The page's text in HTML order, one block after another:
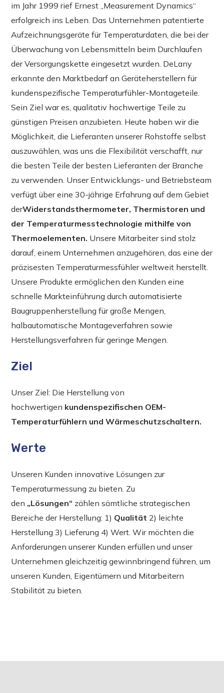
im Jahr 1999 rief Ernest „Measurement Dynamics“
erfolgreich ins Leben. Das Unternehmen patentierte
Aufzeichnungsgeräte für Temperaturdaten, die bei der
Überwachung von Lebensmitteln beim Durchlaufen
der Versorgungskette eingesetzt wurden. DeLany
erkannte den Marktbedarf an Geräteherstellern für
kundenspezifische Temperaturfühler-Montageteile.
Sein Ziel war es, qualitativ hochwertige Teile zu
günstigen Preisen anzubieten. Heute haben wir die
Möglichkeit, die Lieferanten unserer Rohstoffe selbst
auszuwählen, was uns die Flexibilität verschafft, nur
die besten Teile der besten Lieferanten der Branche
zu verwenden. Unser Entwicklungs- und Betriebsteam
verfügt über eine 30-jährige Erfahrung auf dem Gebiet
derWiderstandsthermometer, Thermistoren und
der Temperaturmesstechnologie mithilfe von
Thermoelementen. Unsere Mitarbeiter sind stolz
darauf, einem Unternehmen anzugehören, das eine der
präzisesten Temperaturmessfühler weltweit herstellt.
Unsere Produkte ermöglichen den Kunden eine
schnelle Markteinführung durch automatisierte
Baugruppenherstellung für große Mengen,
halbautomatische Montageverfahren sowie
Herstellungsverfahren für geringe Mengen.
Ziel
Unser Ziel: Die Herstellung von
hochwertigen kundenspezifischen OEM-
Temperaturfühlern und Wärmeschutzschaltern.
Werte
Unseren Kunden innovative Lösungen zur
Temperaturmessung zu bieten. Zu
den „Lösungen“ zählen sämtliche strategischen
Bereiche der Herstellung: 1) Qualität 2) leichte
Herstellung 3) Lieferung 4) Wert. Wir möchten die
Anforderungen unserer Kunden erfüllen und unser
Unternehmen gleichzeitig gewinnbringend führen, um
unseren Kunden, Eigentümern und Mitarbeitern
Stabilität zu bieten.